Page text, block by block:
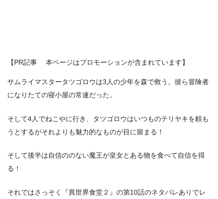
【PR記事 本ページはプロモーションが含まれています】
サムライマスタータツゴロウは3人の少年を森で救う。彼ら冒険者
になりたての寝小屋の常連だった。
そして4人でねこやに行き、タツゴロウはいつものテリヤキを頼も
うとするがそれよりも魅力的なものが目に留まる！
そして後半は自信ののない魔王が皇女とある物を食べて自信を得
る！
それではさっそく『異世界食堂２』の第10話のネタバレありでレ